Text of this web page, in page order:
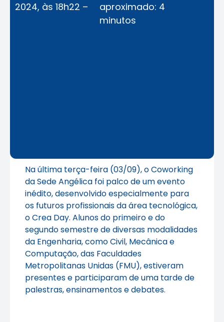
2024, às 18h22 –
aproximado: 4
minutos
Na última terça-feira (03/09), o Coworking
da Sede Angélica foi palco de um evento
inédito, desenvolvido especialmente para
os futuros profissionais da área tecnológica,
o Crea Day. Alunos do primeiro e do
segundo semestre de diversas modalidades
da Engenharia, como Civil, Mecânica e
Computação, das Faculdades
Metropolitanas Unidas (FMU), estiveram
presentes e participaram de uma tarde de
palestras, ensinamentos e debates.